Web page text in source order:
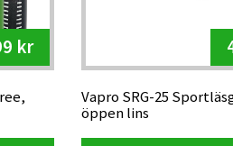
kr
Vapro SRG-25
öppen lins